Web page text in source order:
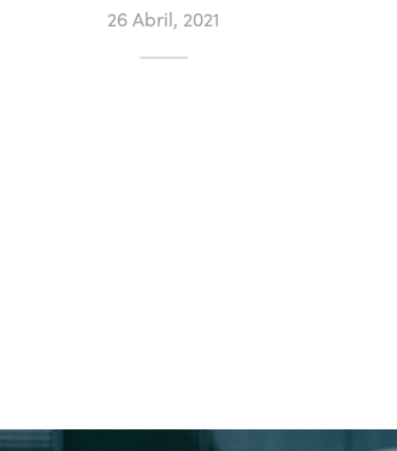
26 Abril, 2021